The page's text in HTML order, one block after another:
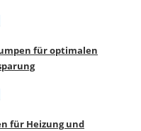
für optimalen
für Heizung und